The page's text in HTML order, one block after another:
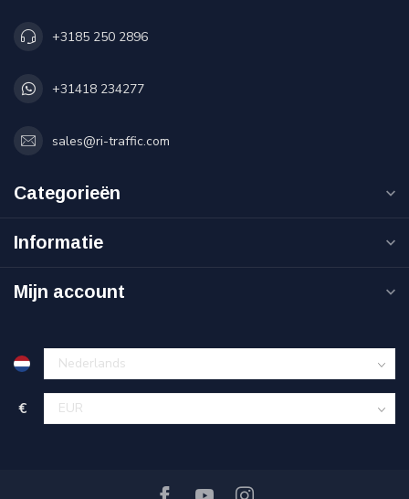
+3185 250 2896
+31418 234277
sales@ri-traffic.com
Categorieën
Informatie
Mijn account
€